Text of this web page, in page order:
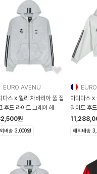
EURO AVENU
다스 x 윌리 차바리아 풀 집
후드 라이트 그레이 헤
원
배송 3,000원
아디다스 x
해외배송